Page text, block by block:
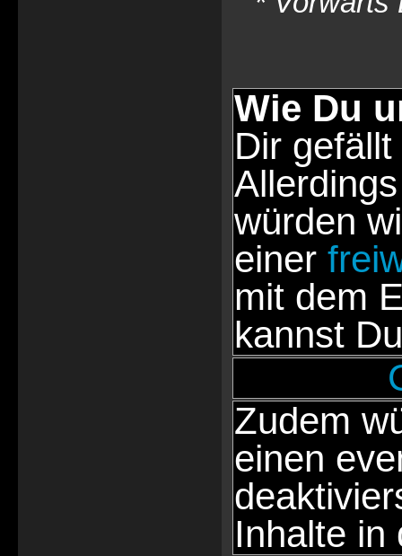
Wie Du
Dir
würden
einer
mit dem
kannst
Zudem
einen
Inhalte in